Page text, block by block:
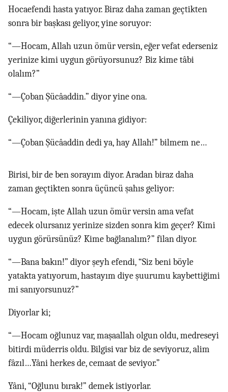
Hocaefendi hasta yatıyor. Biraz daha zaman geçtikten
sonra bir başkası geliyor, yine soruyor:
“—Hocam, Allah uzun ömür versin, eğer vefat ederseniz
yerinize kimi uygun görüyorsunuz? Biz kime tâbi
olalım?”
“—Çoban Şücâaddin.” diyor yine ona.
Çekiliyor, diğerlerinin yanına gidiyor:
“—Çoban Şücâaddin dedi ya, hay Allah!” bilmem ne…
Birisi, bir de ben sorayım diyor. Aradan biraz daha
zaman geçtikten sonra üçüncü şahıs geliyor:
“—Hocam, işte Allah uzun ömür versin ama vefat
edecek olursanız yerinize sizden sonra kim geçer? Kimi
uygun görürsünüz? Kime bağlanalım?” filan diyor.
“—Bana bakın!” diyor şeyh efendi, “Siz beni böyle
yatakta yatıyorum, hastayım diye şuurumu kaybettiğimi
mi sanıyorsunuz?”
Diyorlar ki;
“—Hocam oğlunuz var, maşaallah olgun oldu, medreseyi
bitirdi müderris oldu. Bilgisi var biz de seviyoruz, alim
fâzıl…Yâni herkes de, cemaat de seviyor.”
Yâni, “Oğlunu bırak!” demek istiyorlar.